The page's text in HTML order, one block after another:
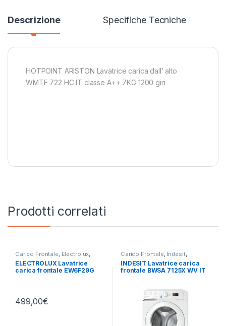
Descrizione Specifiche Tecniche
HOTPOINT ARISTON Lavatrice carica dall’ alto
WMTF 722 HC IT classe A++ 7KG 1200 giri
Prodotti correlati
Carico Frontale Electrolux
Libera Installazione
ELECTROLUX Lavatrice
carica frontale EW6F29G
499,00€
Carico Frontale Indesit,
Libera Installazione
INDESIT Lavatrice carica
frontale BWSA 7125X WV IT